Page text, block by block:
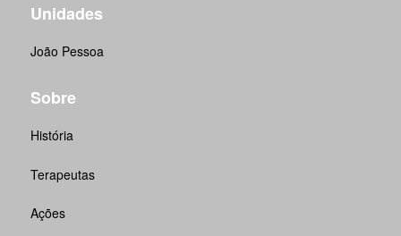
Unidades
João Pessoa
Sobre
História
Terapeutas
Ações